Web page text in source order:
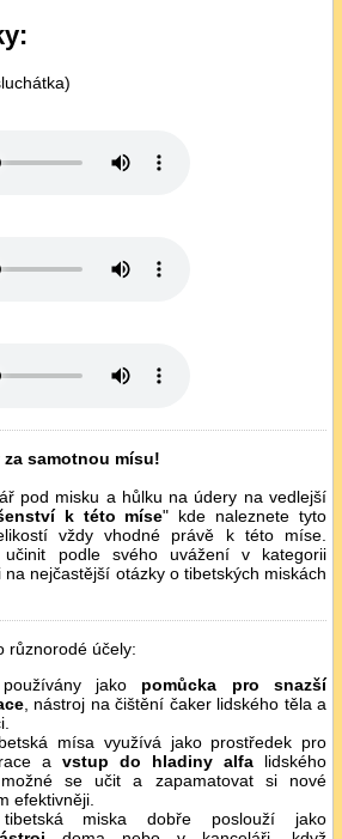
samotnou mísu!
pod misku a hůlku na údery na vedlejší
k této míse" kde naleznete tyto
vždy vhodné právě k této míse.
podle svého uvážení v kategorii
na nejčastější otázky o tibetských miskách
různorodé účely:
jako pomůcka pro snazší
, nástroj na čištění čaker lidského těla a
mísa využívá jako prostředek pro
a vstup do hladiny alfa lidského
se učit a zapamatovat si nové
efektivněji.
miska dobře poslouží jako